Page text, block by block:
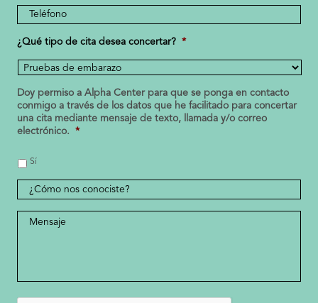
correo
electrónico
Número
de
teléfono
*
¿Qué tipo de cita desea concertar? *
Doy permiso a Alpha Center para que se ponga en contacto
conmigo a través de los datos que he facilitado para concertar
una cita mediante mensaje de texto, llamada y/o correo
electrónico.
*
Sí
¿Cómo
nos
conociste?
Mensaje *